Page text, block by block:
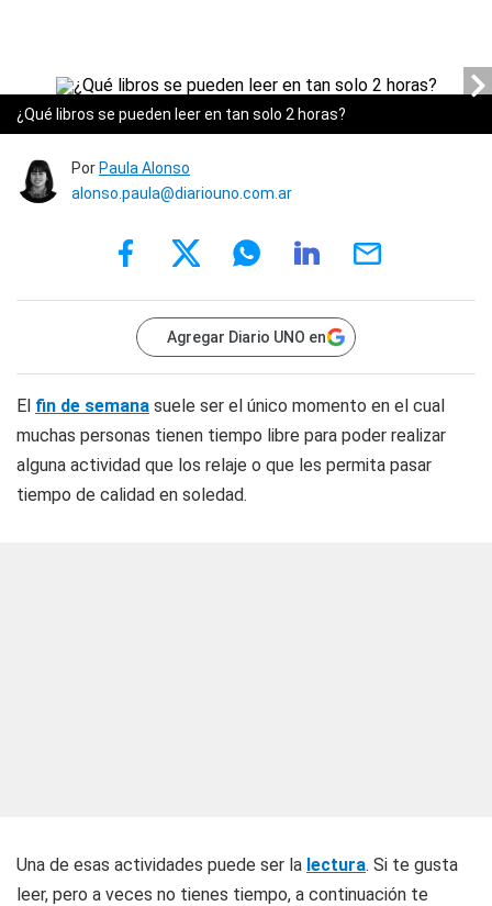
¿Qué libros se pueden leer en tan solo 2 horas?
Por Paula Alonso
alonso.paula@diariouno.com.ar
Agregar Diario UNO en
El fin de semana suele ser el único momento en el cual
muchas personas tienen tiempo libre para poder realizar
alguna actividad que los relaje o que les permita pasar
tiempo de calidad en soledad.
Una de esas actividades puede ser la lectura. Si te gusta
leer, pero a veces no tienes tiempo, a continuación te